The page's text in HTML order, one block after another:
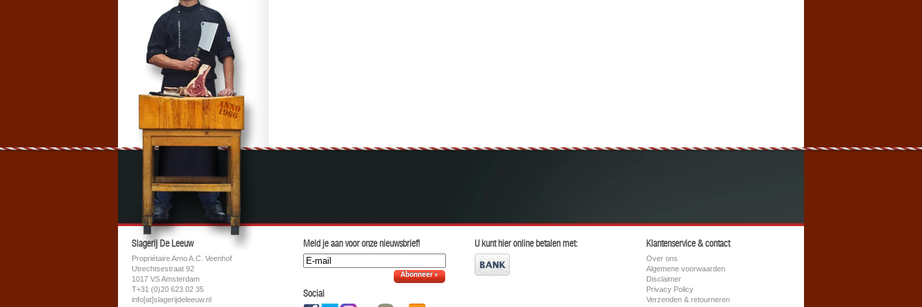
Slagerij De Leeuw
Propriétaire Arno A.C. Veenhof
Utrechtsestraat 92
1017 VS Amsterdam
T+31 (0)20 623 02 35
info[at]slagerijdeleeuw.nl
Meld je aan voor onze nieuwsbrief!
Abonneer »
Social
U kunt hier online betalen met: Klantenservice & contact
Over ons
Algemene voorwaarden
Disclaimer
Privacy Policy
Verzenden & retourneren